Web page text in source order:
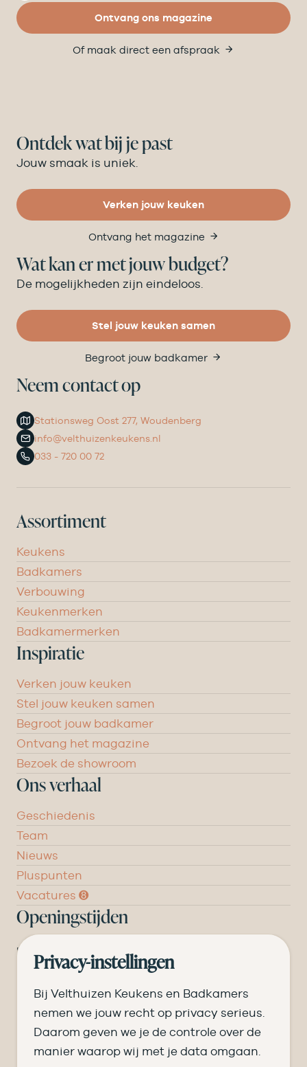
Ontvang ons magazine
Of maak direct een afspraak
Ontdek wat bij je past
Jouw smaak is uniek.
Verken jouw keuken
Ontvang het magazine
Wat kan er met jouw budget?
De mogelijkheden zijn eindeloos.
Stel jouw keuken samen
Begroot jouw badkamer
Neem contact op
Stationsweg Oost 277, Woudenberg
info@velthuizenkeukens.nl
033 - 720 00 72
Assortiment
Keukens
Badkamers
Verbouwing
Keukenmerken
Badkamermerken
Inspiratie
Verken jouw keuken
Stel jouw keuken samen
Begroot jouw badkamer
Ontvang het magazine
Bezoek de showroom
Ons verhaal
Geschiedenis
Team
Nieuws
Pluspunten
Vacatures ➑
Openingstijden
DI 09.00 tot 17.30
09.00 tot 17.30
09.00 tot 20.00
Privacy-instellingen
Bij Velthuizen Keukens en Badkamers
nemen we jouw recht op privacy serieus.
Daarom geven we je de controle over de
manier waarop wij met je data omgaan.